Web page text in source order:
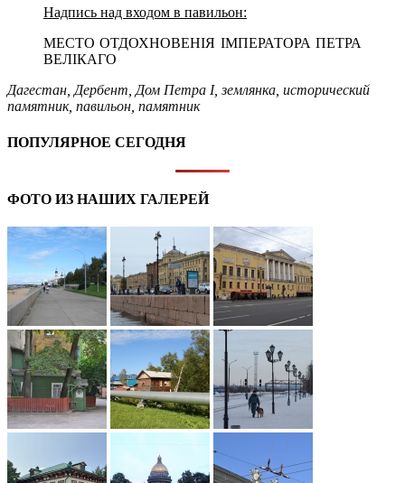
Надпись над входом в павильон:
МЕСТО ОТДОХНОВЕНIЯ IМПЕРАТОРА ПЕТРА
ВЕЛIКАГО
Дагестан Дербент Дом Петра I, землянка исторический
памятник, павильон памятник
ПОПУЛЯРНОЕ СЕГОДНЯ
ФОТО ИЗ НАШИХ ГАЛЕРЕЙ